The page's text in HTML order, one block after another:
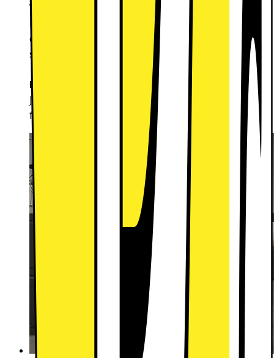
Vikbara pinnar:
Fyll upp din diskmaskin på ett enkelt sätt, oavsett
om det är en stekpanna i den översta korgen eller
stora skålar i den nedre.
Enkel höjdjustering:
Justera höjden på den övre korgen i tre olika nivåer
för att ge högre föremål utrymme i diskmaskinen.